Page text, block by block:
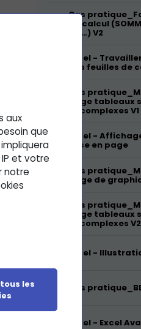
Cas
de calcul
OU…) V2
Excel -
des feuilles de
Cas
page tableaux
et complexes V1
Excel -
mise en page
Cas
page de
Cas
page tableaux
et complexes V2
Excel -
Cas
Excel - Excel
aux
que
et votre
notre
les